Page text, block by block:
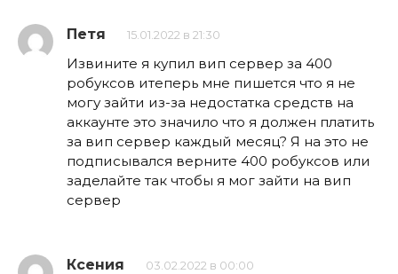
Петя 15.01.2022 в 21:30
Извините я купил вип сервер за 400
робуксов итеперь мне пишется что я не
могу зайти из-за недостатка средств на
аккаунте это значило что я должен платить
за вип сервер каждый месяц? Я на это не
подписывался верните 400 робуксов или
заделайте так чтобы я мог зайти на вип
сервер
Ксения 03.02.2022 в 00:00